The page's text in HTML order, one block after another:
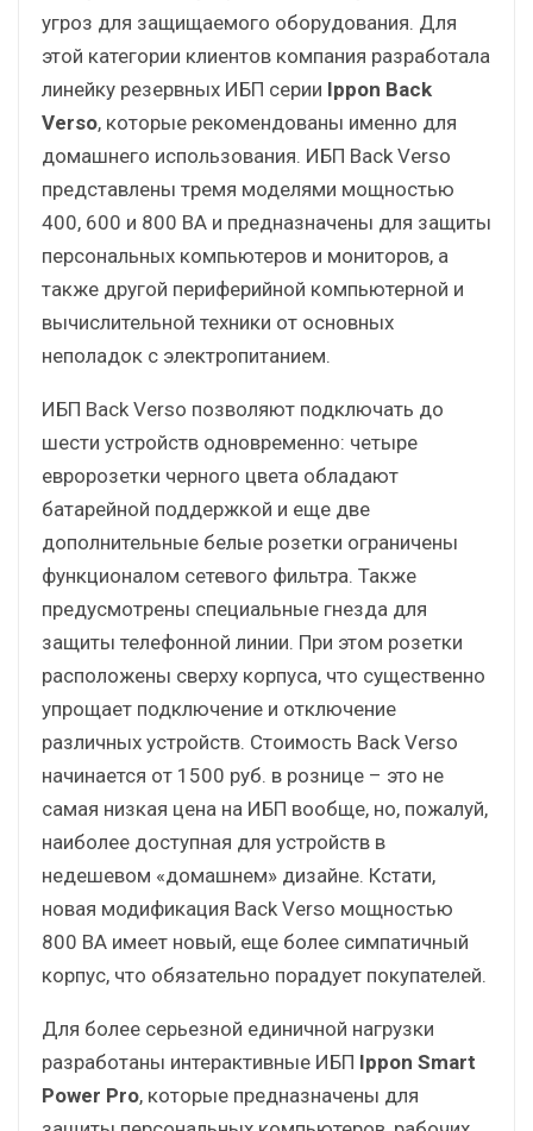
угроз для защищаемого оборудования. Для
этой категории клиентов компания разработала
линейку резервных ИБП серии Ippon Back
Verso, которые рекомендованы именно для
домашнего использования. ИБП Back Verso
представлены тремя моделями мощностью
400, 600 и 800 ВА и предназначены для защиты
персональных компьютеров и мониторов, а
также другой периферийной компьютерной и
вычислительной техники от основных
неполадок с электропитанием.
ИБП Back Verso позволяют подключать до
шести устройств одновременно: четыре
евророзетки черного цвета обладают
батарейной поддержкой и еще две
дополнительные белые розетки ограничены
функционалом сетевого фильтра. Также
предусмотрены специальные гнезда для
защиты телефонной линии. При этом розетки
расположены сверху корпуса, что существенно
упрощает подключение и отключение
различных устройств. Стоимость Back Verso
начинается от 1500 руб. в рознице – это не
самая низкая цена на ИБП вообще, но, пожалуй,
наиболее доступная для устройств в
недешевом «домашнем» дизайне. Кстати,
новая модификация Back Verso мощностью
800 ВА имеет новый, еще более симпатичный
корпус, что обязательно порадует покупателей.
Для более серьезной единичной нагрузки
разработаны интерактивные ИБП Ippon Smart
Power Pro, которые предназначены для